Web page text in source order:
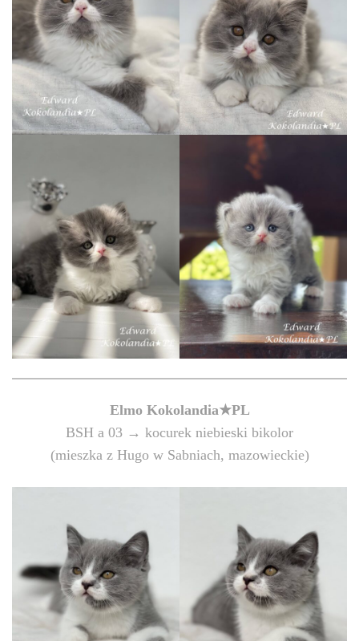
Elmo Kokolandia★PL
BSH a 03 → kocurek niebieski bikolor
(mieszka z Hugo w Sabniach, mazowieckie)